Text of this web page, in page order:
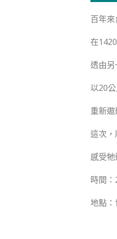
百年
在
透由
以20
重新
這次
感受
時間
地點